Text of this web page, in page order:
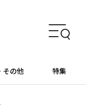
その他 特集